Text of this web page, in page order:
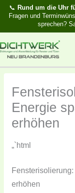
📞 Rund um die Uhr
Fragen und
sprechen?
Zum
Inhalt
springen
Energie
erhöhen
„`html
erhöhen